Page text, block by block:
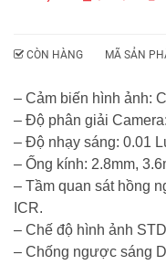
CÒN HÀNG MÃ SẢN
– Cảm biến hình ảnh:
– Độ phân giải
– Độ nhạy sáng: 0.01
– Ống kính: 2.8mm,
– Tầm quan sát hồng
ICR.
– Chế độ hình ảnh
– Chống ngược sáng